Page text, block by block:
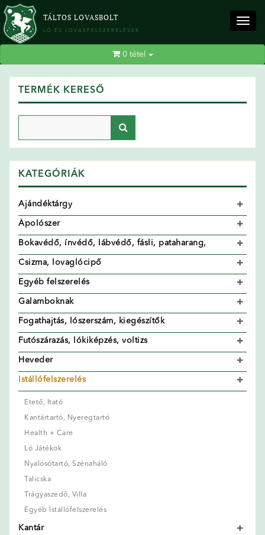
TÁLTOS LOVASBOLT
LÓ ÉS LOVASFELSZERELÉSEK
0tétel
TERMÉK KERESŐ
KATEGÓRIÁK
Ajándéktárgy
Ápolószer
Bokavédő, ínvédő, lábvédő, fásli, pataharang,
Csizma, lovaglócipő
Egyéb felszerelés
Galamboknak
Fogathajtás, lószerszám, kiegészítők
Futószárazás, lókiképzés, voltizs
Heveder
Istállófelszerelés
Etető, Itató
Kantártartó, Nyeregtartó
Health + Care
Ló Játékok
Nyalósótartó, Szénaháló
Talicska
Trágyaszedő, Villa
Egyéb Istállófelszerelés
Kantár